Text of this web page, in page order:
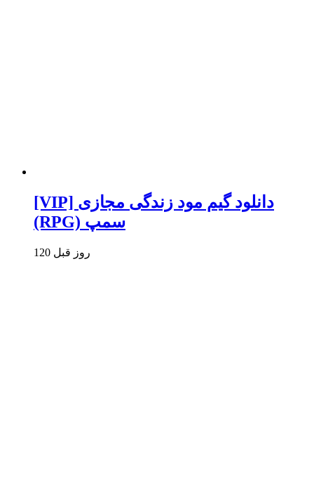
[VIP] دانلود گیم مود زندگی مجازی
(RPG) سمپ
120 روز قبل